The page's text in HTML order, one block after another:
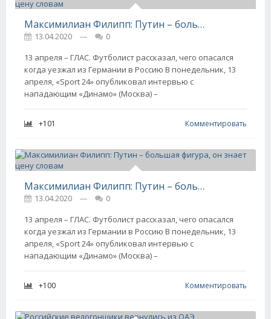
Максимилиан Филипп: Путин – большая фигура, он знает цену словам
13.04.2020 ---
0
13 апреля – ГЛАС. Футболист рассказал, чего опасался
когда уезжал из Германии в Россию В понедельник, 13
апреля, «Sport 24» опубликовал интервью с
нападающим «Динамо» (Москва) –
+101 Комментировать
Максимилиан Филипп: Путин – большая фигура, он знает цену словам
13.04.2020 ---
0
13 апреля – ГЛАС. Футболист рассказал, чего опасался
когда уезжал из Германии в Россию В понедельник, 13
апреля, «Sport 24» опубликовал интервью с
нападающим «Динамо» (Москва) –
+100 Комментировать